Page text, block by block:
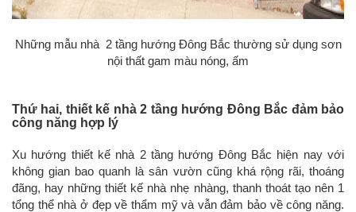
Những mẫu nhà 2 tầng hướng Đông Bắc thường sử dụng sơn
nội thất gam màu nóng, ấm
Thứ hai, thiết kế nhà 2 tầng hướng Đông Bắc đảm bảo
công năng hợp lý
Xu hướng thiết kế nhà 2 tầng hướng Đông Bắc hiện nay với
không gian bao quanh là sân vườn cũng khá rộng rãi, thoáng
đãng, hay những thiết kế nhà nhẹ nhàng, thanh thoát tạo nên 1
tổng thể nhà ở đẹp về thẩm mỹ và vẫn đảm bảo về công năng.